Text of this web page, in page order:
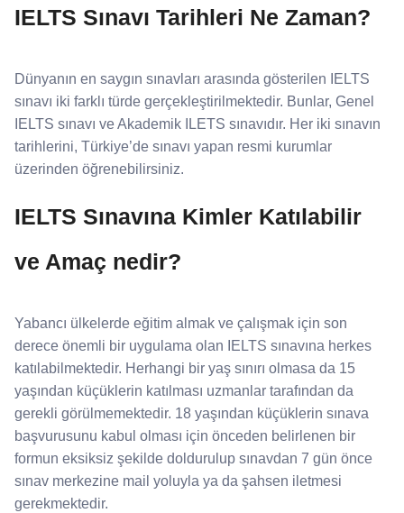
IELTS Sınavı Tarihleri Ne Zaman?
Dünyanın en saygın sınavları arasında gösterilen IELTS
sınavı iki farklı türde gerçekleştirilmektedir. Bunlar, Genel
IELTS sınavı ve Akademik ILETS sınavıdır. Her iki sınavın
tarihlerini, Türkiye’de sınavı yapan resmi kurumlar
üzerinden öğrenebilirsiniz.
IELTS Sınavına Kimler Katılabilir
ve Amaç nedir?
Yabancı ülkelerde eğitim almak ve çalışmak için son
derece önemli bir uygulama olan IELTS sınavına herkes
katılabilmektedir. Herhangi bir yaş sınırı olmasa da 15
yaşından küçüklerin katılması uzmanlar tarafından da
gerekli görülmemektedir. 18 yaşından küçüklerin sınava
başvurusunu kabul olması için önceden belirlenen bir
formun eksiksiz şekilde doldurulup sınavdan 7 gün önce
sınav merkezine mail yoluyla ya da şahsen iletmesi
gerekmektedir.